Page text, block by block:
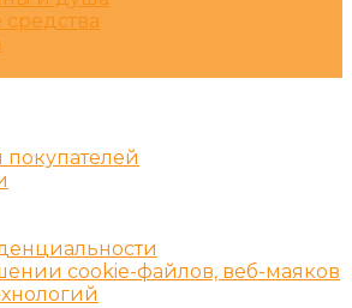
cookie-файлов, веб-маяков